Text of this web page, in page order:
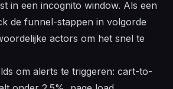
in een incognito window. Als een
de funnel-stappen in volgorde
actors om het snel te
om alerts te triggeren: cart-to-